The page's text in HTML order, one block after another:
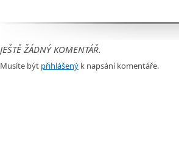
JEŠTĚ ŽÁDNÝ KOMENTÁŘ.
Musíte být přihlášený k napsání komentáře.